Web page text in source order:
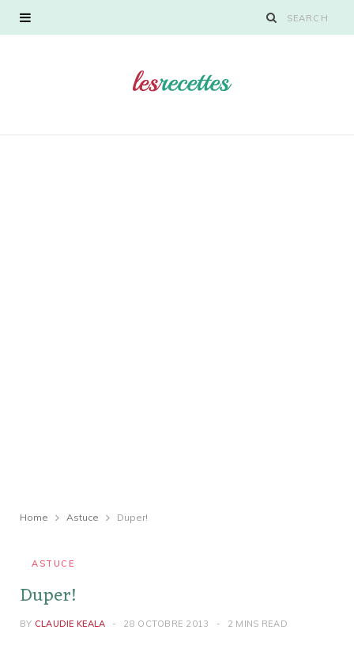
Home Astuce Duper!
ASTUCE
Duper!
BY CLAUDIE KEALA 28 OCTOBRE 2013 2 MINS READ